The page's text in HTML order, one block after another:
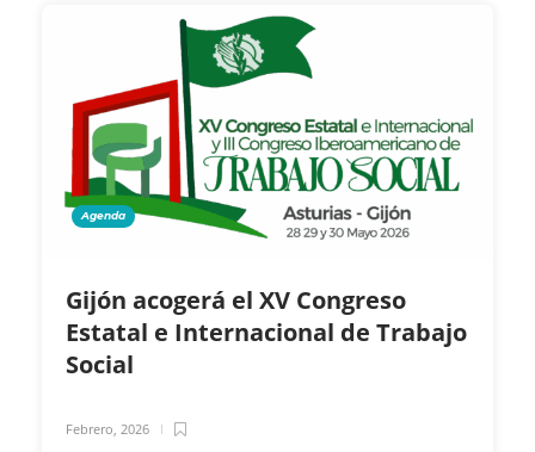
Agenda
Gijón acogerá el XV Congreso
Estatal e Internacional de Trabajo
Social
Febrero, 2026